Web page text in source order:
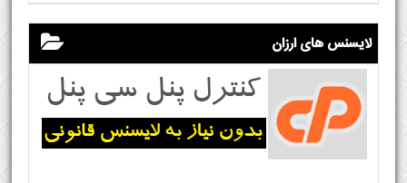
لایسنس های ارزان